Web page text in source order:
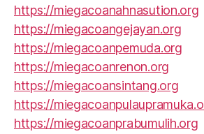
https://miegacoanahnasution.org
https://miegacoangejayan.org
https://miegacoanpemuda.org
https://miegacoanrenon.org
https://miegacoansintang.org
https://
https://miegacoanprabumulih.org